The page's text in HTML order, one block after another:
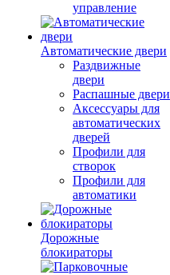
управление
Автоматические двери
Раздвижные
двери
Распашные двери
Аксессуары для
автоматических
дверей
Профили для
створок
Профили для
автоматики
Дорожные
блокираторы